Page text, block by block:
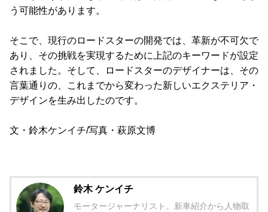
う可能性があります。
そこで、現行のロードスターの開発では、革新が不可欠で
あり、その挑戦を実現するために上記のキーワードが設定
されました。そして、ロードスターのデザイナーは、その
言葉通りの、これまでから変わった新しいエクステリア・
デザインを生み出したのです。
文・鈴木ケンイチ/写真・萩原文博
鈴木 ケンイチ
モータージャーナリスト。新車紹介から人物取